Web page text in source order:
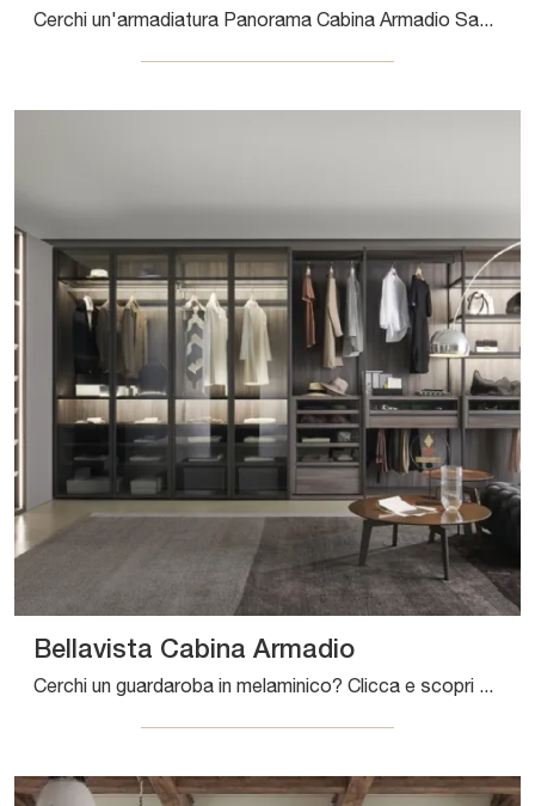
Cerchi un'armadiatura Panorama Cabina Armadio Sangiacomo? Clicca subito! Gli armadi cabine armadio con ante scorrevoli ti attendono.
Bellavista Cabina Armadio
Cerchi un guardaroba in melaminico? Clicca e scopri armadiature cabine armadio con ante battenti di Sangiacomo.